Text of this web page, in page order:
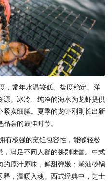
，常年水温较低、盐度稳定、洋
。冰冷、纯净的海水为龙虾提供
紧实细腻。夏季的龙虾刚刚长出新
尝的最佳时节。
有极强的烹饪包容性，能够轻松
满足不同人群的挑剔味蕾。中式
原汁原味，鲜甜弹嫩；潮汕砂锅
，温暖入魂。西式经典中，芝士